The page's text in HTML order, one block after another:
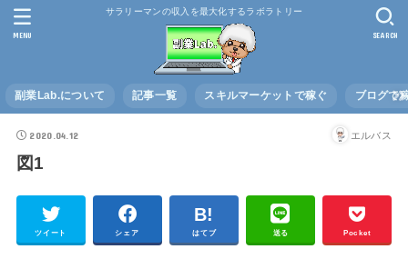
サラリーマンの収入を最大化するラボラトリー
副業Lab.について 記事一覧 スキルマーケットで稼ぐ ブログで
SEARCH
MENU
2020.04.12 エルバス
図1
ツイート シェア はてブ 送る Pocket